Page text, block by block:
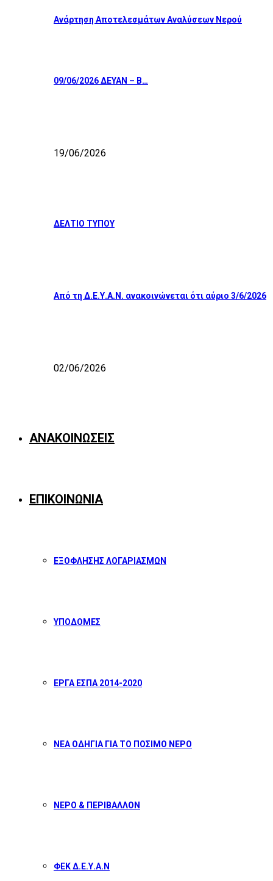
Ανάρτηση Αποτελεσμάτων Αναλύσεων Νερού
09/06/2026 ΔΕΥΑΝ – Β…
19/06/2026
ΔΕΛΤΙΟ ΤΥΠΟΥ
Από τη Δ.Ε.Υ.Α.Ν. ανακοινώνεται ότι αύριο 3/6/2026
02/06/2026
ΑΝΑΚΟΙΝΩΣΕΙΣ
ΕΠΙΚΟΙΝΩΝΙΑ
ΕΞΟΦΛΗΣΗΣ ΛΟΓΑΡΙΑΣΜΩΝ
ΥΠΟΔΟΜΕΣ
ΕΡΓΑ ΕΣΠΑ 2014-2020
ΝΕΑ ΟΔΗΓΙΑ ΓΙΑ ΤΟ ΠΟΣΙΜΟ ΝΕΡΟ
ΝΕΡΟ & ΠΕΡΙΒΑΛΛΟΝ
ΦΕΚ Δ.Ε.Υ.Α.Ν